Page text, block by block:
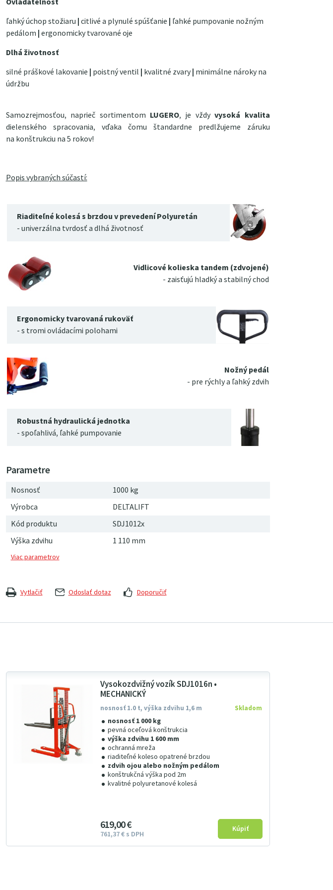
ľahký úchop stožiaru |citlivé a plynulé spúšťanie | ľahké pumpovanie nožným
pedálom |ergonomicky tvarované oje
Dlhá životnosť
silné práškové lakovanie | poistný ventil | kvalitné zvary| minimálne nároky na
údržbu
Samozrejmosťou, naprieč sortimentom LUGERO, je vždyvysoká kvalita
dielenského spracovania, vďaka čomu štandardne predlžujeme záruku
na konštrukciu na 5 rokov!
Popis vybraných súčastí:
Riaditeľné kolesá s brzdou v prevedení Polyuretán
- univerzálna tvrdosť a dlhá životnosť
Vidlicové kolieska tandem (zdvojené)
- zaisťujú hladký a stabilný chod
Ergonomicky tvarovaná rukoväť
- s tromi ovládacími polohami
Nožný pedál
- pre rýchly a ľahký zdvih
Robustná hydraulická jednotka
- spoľahlivá, ľahké pumpovanie
Nosnosť
1000 kg
Výrobca
DELTALIFT
Kód produktu
SDJ1012x
Výška zdvihu 1 110 mm
Vytlačiť Odoslať dotaz Doporučiť
Vysokozdvižný vozík SDJ1016n •
MECHANICKÝ
nosnosť 1.0 t, výška zdvihu 1,6 m
nosnosť 1 000 kg
pevná oceľová konštrukcia
výška zdvihu 1 600 mm
ochranná mreža
riaditeľné koleso opatrené brzdou
zdvih ojou alebo nožným pedálom
konštrukčná výška pod 2m
kvalitné polyuretanové kolesá
Skladom
61900€
761 37€ s DPH